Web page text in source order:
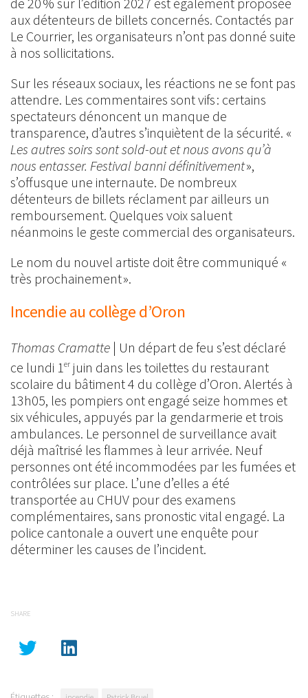
aux détenteurs de billets concernés. Contactés par
Le Courrier, les organisateurs n’ont pas donné suite
à nos sollicitations.
Sur les réseaux sociaux, les réactions ne se font pas
attendre. Les commentaires sont vifs : certains
spectateurs dénoncent un manque de
transparence, d’autres s’inquiètent de la sécurité. «
Les autres soirs sont sold-out et nous avons qu’à
nous entasser. Festival banni définitivement»,
s’offusque une internaute. De nombreux
détenteurs de billets réclament par ailleurs un
remboursement. Quelques voix saluent
néanmoins le geste commercial des organisateurs.
Le nom du nouvel artiste doit être communiqué «
très prochainement ».
Incendie au collège d’Oron
Thomas Cramatte | Un départ de feu s’est déclaré
ce lundi 1 er juin dans les toilettes du restaurant
scolaire du bâtiment 4 du collège d’Oron. Alertés à
13h05, les pompiers ont engagé seize hommes et
six véhicules, appuyés par la gendarmerie et trois
ambulances. Le personnel de surveillance avait
déjà maîtrisé les flammes à leur arrivée. Neuf
personnes ont été incommodées par les fumées et
contrôlées sur place. L’une d’elles a été
transportée au CHUV pour des examens
complémentaires, sans pronostic vital engagé. La
police cantonale a ouvert une enquête pour
déterminer les causes de l’incident.
SHARE